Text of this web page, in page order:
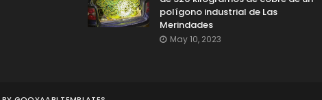
polígono industrial de Las
Merindades
May 10, 2023